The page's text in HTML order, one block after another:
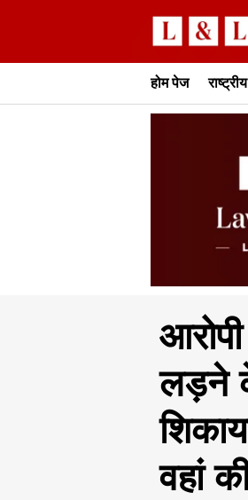
होम पेज राष्ट्रीय
लड़ने
वहां